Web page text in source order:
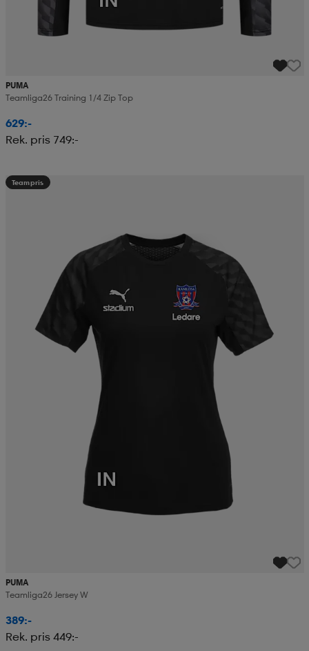
PUMA
Teamliga26 Training 1/4 Zip Top
629:-
Rek. pris 749:-
Teampris
PUMA
Teamliga26 Jersey W
389:-
Rek. pris 449:-